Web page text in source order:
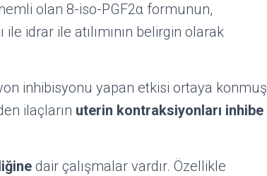
olan 8-iso-PGF2α formunun,
idrar ile atılımının belirgin olarak
inhibisyonu yapan etkisi ortaya konmuş
ilaçların uterin kontraksiyonları inhibe
dair çalışmalar vardır. Özellikle